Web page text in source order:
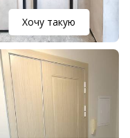
Хочу такую